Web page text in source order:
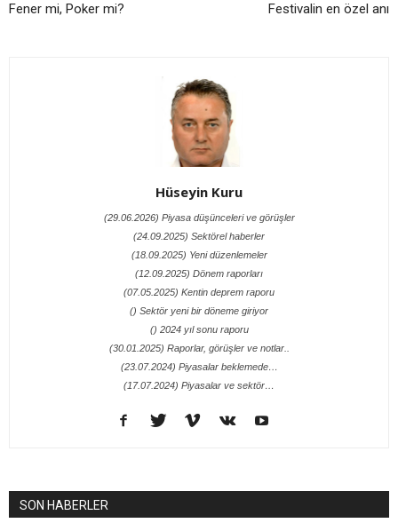
Fener mi, Poker mi? Festivalin en özel anı
Hüseyin Kuru
(29.06.2026) Piyasa düşünceleri ve görüşler
(24.09.2025) Sektörel haberler
(18.09.2025) Yeni düzenlemeler
(12.09.2025) Dönem raporları
(07.05.2025) Kentin deprem raporu
() Sektör yeni bir döneme giriyor
() 2024 yıl sonu raporu
(30.01.2025) Raporlar, görüşler ve notlar..
(23.07.2024) Piyasalar beklemede…
(17.07.2024) Piyasalar ve sektör…
SON HABERLER